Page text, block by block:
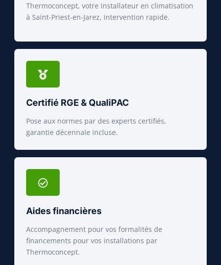
Thermoconcept, votre installateur en climatisation
à Saint-Priest-en-Jarez, intervention rapide.
Certifié RGE & QualiPAC
Pose aux normes par des experts certifiés,
garantie décennale incluse.
Aides financières
Accompagnement pour vos formalités de
financements pour vos installations par
Thermoconcept.